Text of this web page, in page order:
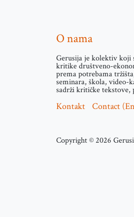
O nama
Gerusija je kolektiv
kritike društveno-
prema potrebama
seminara, škola, video-
sadrži kritičke tekstove,
Kontakt Contact
Copyright © 2026